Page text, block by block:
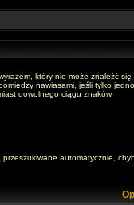
który nie może znaleźć się
nawiasami, jeśli tylko
dowolnego ciągu znaków.
przeszukiwane automatycznie,